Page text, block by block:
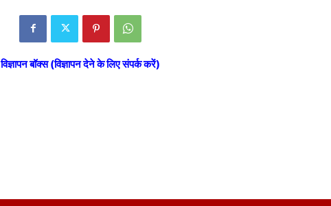
विज्ञापन बॉक्स (विज्ञापन देने के लिए संपर्क करें)